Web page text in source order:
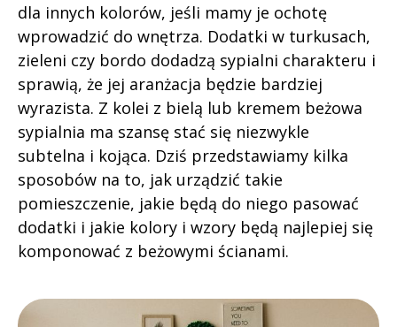
dla innych kolorów, jeśli mamy je ochotę
wprowadzić do wnętrza. Dodatki w turkusach,
zieleni czy bordo dodadzą sypialni charakteru i
sprawią, że jej aranżacja będzie bardziej
wyrazista. Z kolei z bielą lub kremem beżowa
sypialnia ma szansę stać się niezwykle
subtelna i kojąca. Dziś przedstawiamy kilka
sposobów na to, jak urządzić takie
pomieszczenie, jakie będą do niego pasować
dodatki i jakie kolory i wzory będą najlepiej się
komponować z beżowymi ścianami.